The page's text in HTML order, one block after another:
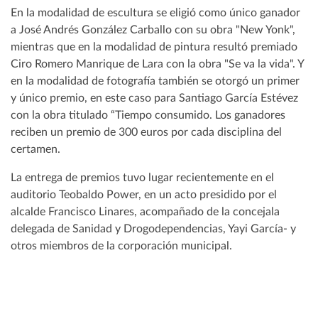
En la modalidad de escultura se eligió como único ganador
a José Andrés González Carballo con su obra "New Yonk",
mientras que en la modalidad de pintura resultó premiado
Ciro Romero Manrique de Lara con la obra "Se va la vida". Y
en la modalidad de fotografía también se otorgó un primer
y único premio, en este caso para Santiago García Estévez
con la obra titulado “Tiempo consumido. Los ganadores
reciben un premio de 300 euros por cada disciplina del
certamen.
La entrega de premios tuvo lugar recientemente en el
auditorio Teobaldo Power, en un acto presidido por el
alcalde Francisco Linares, acompañado de la concejala
delegada de Sanidad y Drogodependencias, Yayi García- y
otros miembros de la corporación municipal.